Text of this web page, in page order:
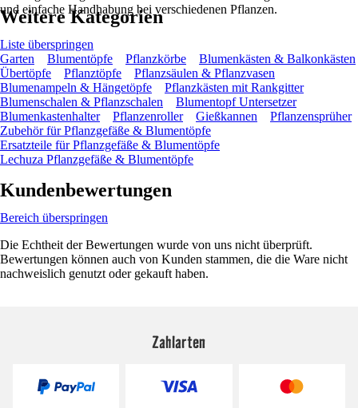
und einfache Handhabung bei verschiedenen Pflanzen.
Weitere Kategorien
Liste überspringen
Garten
Blumentöpfe Pflanzkörbe
Blumenkästen & Balkonkästen
Übertöpfe
Pflanztöpfe
Pflanzsäulen & Pflanzvasen
Blumenampeln & Hängetöpfe
Pflanzkästen mit Rankgitter
Blumenschalen & Pflanzschalen
Blumentopf Untersetzer
Blumenkastenhalter
Pflanzenroller Gießkannen
Pflanzensprüher
Zubehör für Pflanzgefäße & Blumentöpfe
Ersatzteile für Pflanzgefäße & Blumentöpfe
Lechuza Pflanzgefäße & Blumentöpfe
Kundenbewertungen
Bereich überspringen
Die Echtheit der Bewertungen wurde von uns nicht überprüft.
Bewertungen können auch von Kunden stammen, die die Ware nicht
nachweislich genutzt oder gekauft haben.
Zahlarten